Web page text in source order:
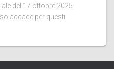
del 17 ottobre 2025.
accade per questi